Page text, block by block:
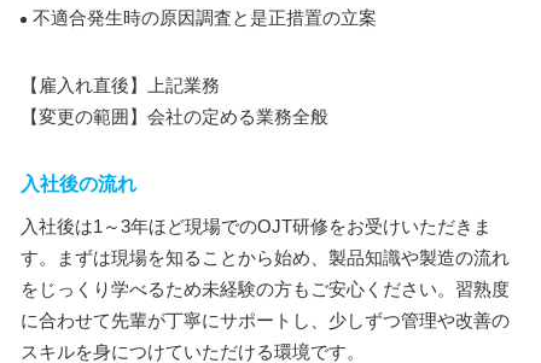
不適合発生時の原因調査と是正措置の立案
【雇入れ直後】上記業務
【変更の範囲】会社の定める業務全般
入社後の流れ
入社後は1～3年ほど現場でのOJT研修をお受けいただきま
す。まずは現場を知ることから始め、製品知識や製造の流れ
をじっくり学べるため未経験の方もご安心ください。習熟度
に合わせて先輩が丁寧にサポートし、少しずつ管理や改善の
スキルを身につけていただける環境です。